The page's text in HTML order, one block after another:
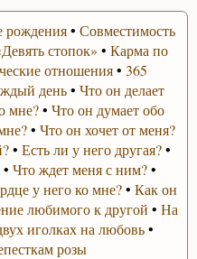
рождения• Совместимость
стопок» • Карма по
отношения•365
день• Что он делает
мне?•Что он думает обо
• Что он хочет от меня?
•Есть ли у него другая?•
•Что ждет меня с ним?•
у него ко мне?• Как он
любимого к другой • На
иголках на любовь•
розы